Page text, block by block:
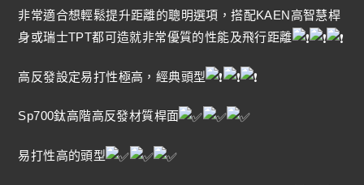
非常適合想輕鬆提升距離的聰明選項，搭配KAEN高智慧桿
身或瑞士TPT都可造就非常優質的性能及飛行距離
高反發設定易打性極高，經典頭型
Sp700鈦高階高反發材質桿面
易打性高的頭型